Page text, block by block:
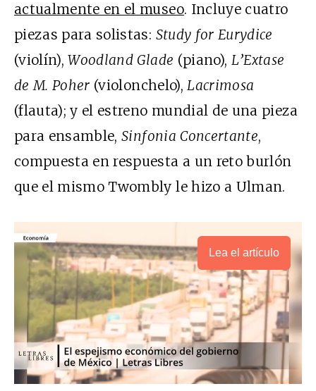
actualmente en el museo. Incluye cuatro
piezas para solistas: Study for Eurydice
(violín),Woodland Glade (piano), L’Extase
de M. Poher (violonchelo), Lacrimosa
(flauta); y el estreno mundial de una pieza
para ensamble,Sinfonia Concertante,
compuesta en respuesta a un reto burlón
que el mismo Twombly le hizo a Ulman.
Lea el artículo